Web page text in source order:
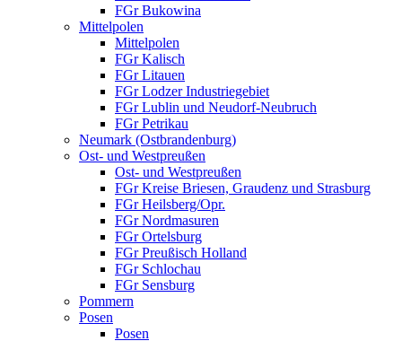
FGr Bukowina
Mittelpolen
Mittelpolen
FGr Kalisch
FGr Litauen
FGr Lodzer Industriegebiet
FGr Lublin und Neudorf-Neubruch
FGr Petrikau
Neumark (Ostbrandenburg)
Ost- und Westpreußen
Ost- und Westpreußen
FGr Kreise Briesen, Graudenz und Strasburg
FGr Heilsberg/Opr.
FGr Nordmasuren
FGr Ortelsburg
FGr Preußisch Holland
FGr Schlochau
FGr Sensburg
Pommern
Posen
Posen